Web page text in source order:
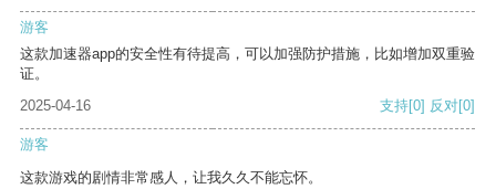
游客
这款加速器app的安全性有待提高，可以加强防护措施，比如增加双重验
证。
2025-04-16
支持[0] 反对[0]
游客
这款游戏的剧情非常感人，让我久久不能忘怀。